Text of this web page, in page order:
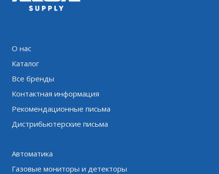
О нас
Каталог
Все бренды
Контактная информация
Рекомендационные письма
Дистрибьютерские письма
Автоматика
Газовые мониторы и детекторы